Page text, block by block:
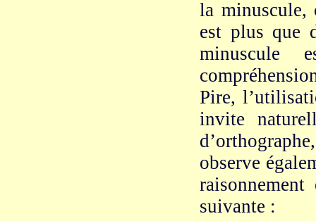
la
est plus que
minuscule
Pire,
invite
observe
suivante :